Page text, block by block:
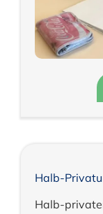
Halb-
Halb-